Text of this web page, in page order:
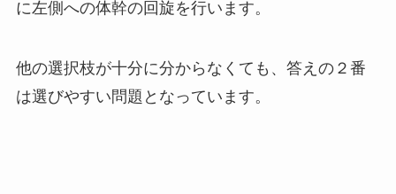
に左側への体幹の回旋を行います。
他の選択枝が十分に分からなくても、答えの２番
は選びやすい問題となっています。